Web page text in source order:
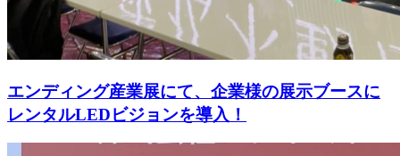
エンディング産業展にて、企業様の展示ブースに
レンタルLEDビジョンを導入！